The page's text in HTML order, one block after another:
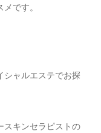
です。
シャルエステでお探
スキンセラピストの